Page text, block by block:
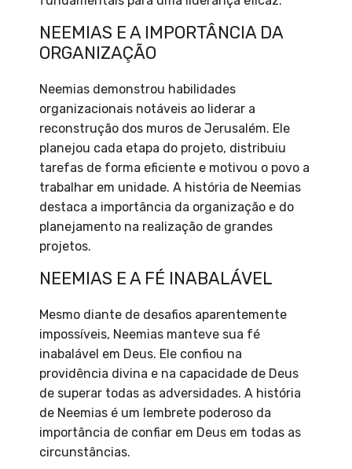
NEEMIAS E A IMPORTÂNCIA DA
ORGANIZAÇÃO
Neemias demonstrou habilidades
organizacionais notáveis ao liderar a
reconstrução dos muros de Jerusalém. Ele
planejou cada etapa do projeto, distribuiu
tarefas de forma eficiente e motivou o povo a
trabalhar em unidade. A história de Neemias
destaca a importância da organização e do
planejamento na realização de grandes
projetos.
NEEMIAS E A FÉ INABALÁVEL
Mesmo diante de desafios aparentemente
impossíveis, Neemias manteve sua fé
inabalável em Deus. Ele confiou na
providência divina e na capacidade de Deus
de superar todas as adversidades. A história
de Neemias é um lembrete poderoso da
importância de confiar em Deus em todas as
circunstâncias.